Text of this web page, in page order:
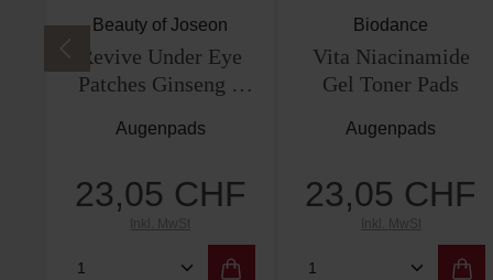
Beauty of Joseon
Revive Under Eye
Patches Ginseng +
Augenpads
Regulärer Preis:
23,05 CHF
Inkl. MwSt
Produkt Anzahl: Gib den
Biodance
Vita Niacinamide
Gel Toner Pads
Augenpads
Regulärer Preis:
23,05 CHF
Inkl. MwSt
Produkt